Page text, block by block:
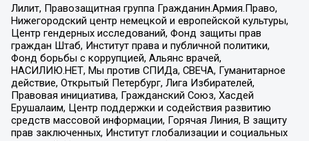
Лилит, Правозащитная группа Гражданин.Армия.Право,
Нижегородский центр немецкой и европейской культуры,
Центр гендерных исследований, Фонд защиты прав
граждан Штаб, Институт права и публичной политики,
Фонд борьбы с коррупцией, Альянс врачей,
НАСИЛИЮ.НЕТ, Мы против СПИДа, СВЕЧА, Гуманитарное
действие, Открытый Петербург, Лига Избирателей,
Правовая инициатива, Гражданский Союз, Хасдей
Ерушалаим, Центр поддержки и содействия развитию
средств массовой информации, Горячая Линия, В защиту
прав заключенных, Институт глобализации и социальных